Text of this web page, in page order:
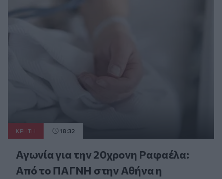
ΚΡΗΤΗ 18:32
Αγωνία για την 20χρονη Ραφαέλα:
Από το ΠΑΓΝΗ στην Αθήνα η